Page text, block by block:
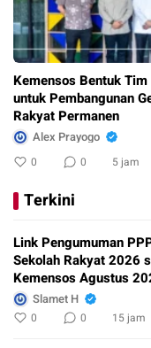
Kemensos Bentuk
untuk Pembangunan
Rakyat Permanen
Alex Prayogo
0 0 5 jam
Terkini
Link Pengumuman
Sekolah Rakyat 2026
Kemensos Agustus
Slamet H
0 0 15 jam